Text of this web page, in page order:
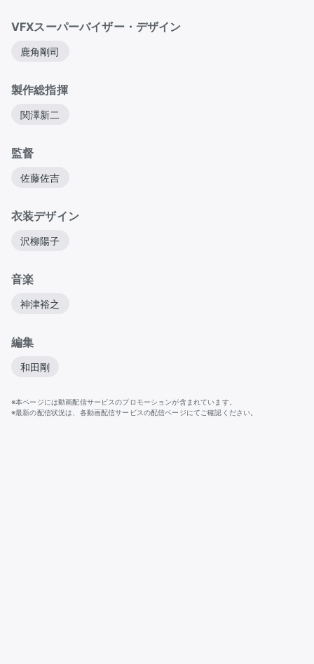
VFXスーパーバイザー・デザイン
鹿角剛司
製作総指揮
関澤新二
監督
佐藤佐吉
衣装デザイン
沢柳陽子
音楽
神津裕之
編集
和田剛
※本ページには動画配信サービスのプロモーションが含まれています。
※最新の配信状況は、各動画配信サービスの配信ページにてご確認ください。